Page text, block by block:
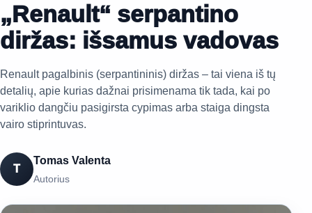
„Renault“ serpantino
diržas: išsamus vadovas
Renault pagalbinis (serpantininis) diržas – tai viena iš tų
detalių, apie kurias dažnai prisimenama tik tada, kai po
variklio dangčiu pasigirsta cypimas arba staiga dingsta
vairo stiprintuvas.
T
Tomas Valenta
Autorius